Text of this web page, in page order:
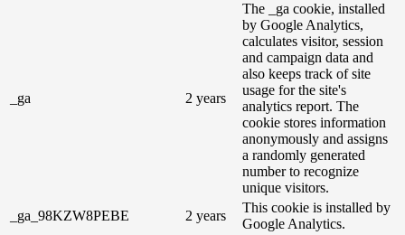
_ga 2 years
The _ga cookie, installed
by Google Analytics,
calculates visitor, session
and campaign data and
also keeps track of site
usage for the site's
analytics report. The
cookie stores information
anonymously and assigns
a randomly generated
number to recognize
unique visitors.
_ga_98KZW8PEBE
2 years
This cookie is installed by
Google Analytics.